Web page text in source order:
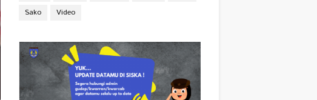
Sako
Video